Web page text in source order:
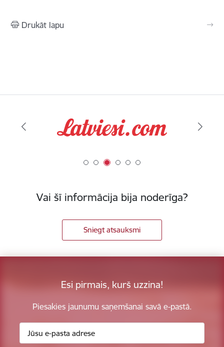
Drukāt lapu
Vai šī informācija bija noderīga?
Sniegt atsauksmi
Esi pirmais, kurš uzzina!
Piesakies jaunumu saņemšanai savā e-pastā.